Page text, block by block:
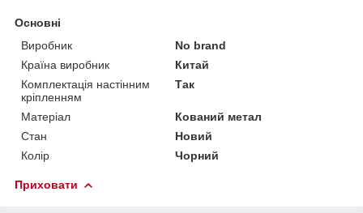
Основні
Виробник
No brand
Країна виробник
Китай
Комплектація настінним
кріпленням
Так
Матеріал
Кований метал
Стан
Новий
Колір
Чорний
Приховати